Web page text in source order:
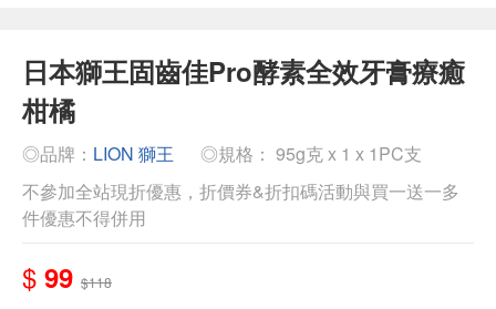
日本獅王固齒佳Pro酵素全效牙膏療癒
柑橘
◎品牌： LION 獅王
◎規格： 95g克 x 1 x 1PC支
不參加全站現折優惠，折價券&折扣碼活動與買一送一多
件優惠不得併用
$ 99 $118